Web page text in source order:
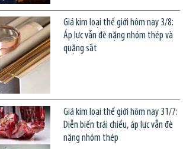
Giá kim loại thế giới hôm nay 3/8:
Áp lực vẫn đè nặng nhóm thép và
quặng sắt
Giá kim loại thế giới hôm nay 31/7:
Diễn biến trái chiều, áp lực vẫn đè
nặng nhóm thép